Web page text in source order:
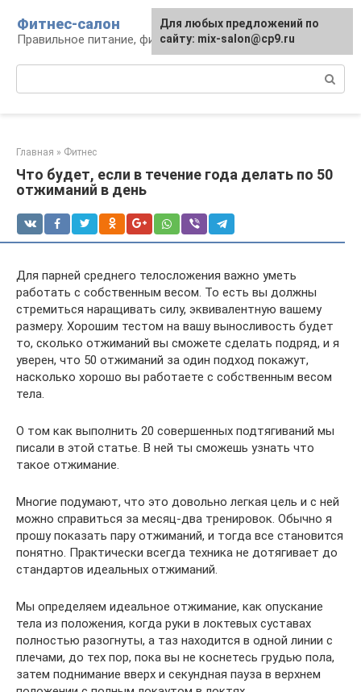
контенту
Фитнес-салон
Правильное питание, фитнес, образ жизни
Главная » Фитнес
Что будет, если в течение года делать по 50
отжиманий в день
Для парней среднего телосложения важно уметь
работать с собственным весом. То есть вы должны
стремиться наращивать силу, эквивалентную вашему
размеру. Хорошим тестом на вашу выносливость будет
то, сколько отжиманий вы сможете сделать подряд, и я
уверен, что 50 отжиманий за один подход покажут,
насколько хорошо вы работаете с собственным весом
тела.
О том как выполнить 20 совершенных подтягиваний мы
писали в этой статье. В ней ты сможешь узнать что
такое отжимание.
Многие подумают, что это довольно легкая цель и с ней
можно справиться за месяц-два тренировок. Обычно я
прошу показать пару отжиманий, и тогда все становится
понятно. Практически всегда техника не дотягивает до
стандартов идеальных отжиманий.
Мы определяем идеальное отжимание, как опускание
тела из положения, когда руки в локтевых суставах
полностью разогнуты, а таз находится в одной линии с
плечами, до тех пор, пока вы не коснетесь грудью пола,
затем поднимание вверх и секундная пауза в верхнем
Для любых предложений по
сайту: mix-salon@cp9.ru